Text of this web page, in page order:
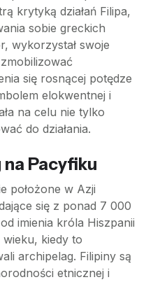
krytyką działań Filipa,
sobie greckich
wykorzystał swoje
się rosnącej potędze
elokwentnej i
na celu nie tylko
do działania.
Pacyfiku
położone w Azji
się z ponad 7 000
imienia króla Hiszpanii
kiedy to
archipelag. Filipiny są
etnicznej i